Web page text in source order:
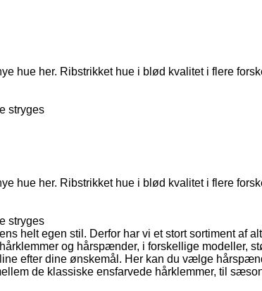
hue her. Ribstrikket hue i blød kvalitet i flere
stryges
hue her. Ribstrikket hue i blød kvalitet i flere
stryges
helt egen stil. Derfor har vi et stort sortiment af
og hårspænder, i forskellige modeller,
efter dine ønskemål. Her kan du vælge
de klassiske ensfarvede hårklemmer, til